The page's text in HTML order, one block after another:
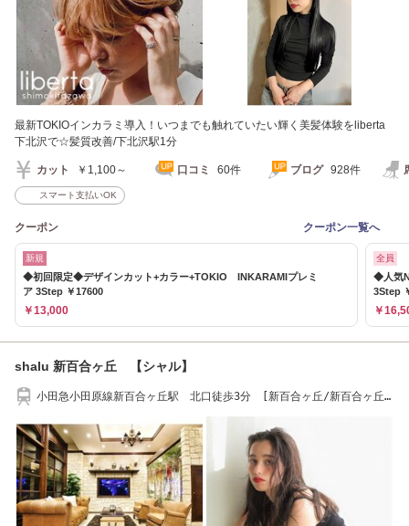
最新TOKIOインカラミ導入！いつまでも触れていたい輝く美髪体験をliberta
下北沢で☆髪質改善/下北沢駅1分
カット ￥1,100～ 口コミ 60件 ブログ 928件
スマート支払いOK
クーポン クーポン一覧へ
新規
◆初回限定◆デザインカット+カラー+TOKIO INKARAMIプレミ
ア 3Step ￥17600
￥13,000
全員
◆人気
3Step
￥
shalu 新百合ヶ丘 【シャル】
小田急小田原線新百合ヶ丘駅 北口徒歩3分 [新百合ヶ丘/新百合ヶ丘